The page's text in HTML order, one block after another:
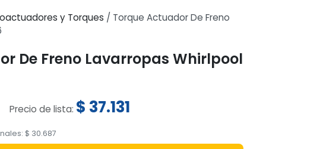
y Torques / Torque Actuador De Freno
De Freno Lavarropas Whirlpool
Precio de lista: $ 37.131
$ 30.687